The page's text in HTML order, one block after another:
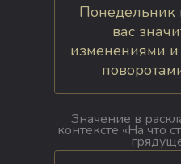
Понедельник
вас
изменениями
Значение в
контексте «На что